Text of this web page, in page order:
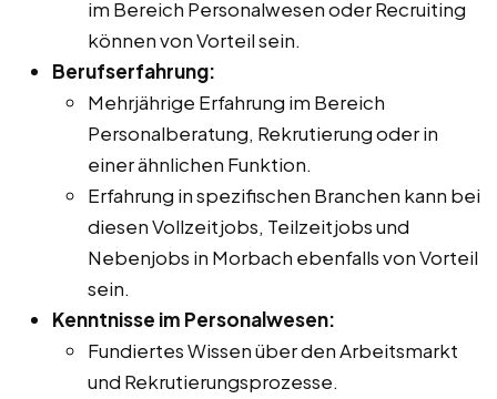
im Bereich Personalwesen oder Recruiting
können von Vorteil sein.
Berufserfahrung:
Mehrjährige Erfahrung im Bereich
Personalberatung, Rekrutierung oder in
einer ähnlichen Funktion.
Erfahrung in spezifischen Branchen kann bei
diesen Vollzeitjobs, Teilzeitjobs und
Nebenjobs in Morbach ebenfalls von Vorteil
sein.
Kenntnisse im Personalwesen:
Fundiertes Wissen über den Arbeitsmarkt
und Rekrutierungsprozesse.